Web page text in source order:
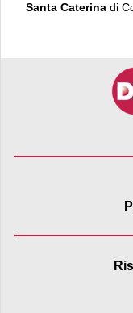
Santa Caterina di